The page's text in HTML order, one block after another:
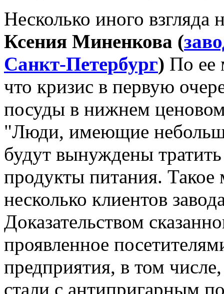
Несколько иного
Ксения Миненкова (
Санкт-Петербург) По ее
что кризис в первую
посуды в нижнем
"Люди, имеющие
будут вынуждены
продукты питания. Такое
несколько клиентов
Доказательством
проявленное
предприятия, в том
стали с антипригарным